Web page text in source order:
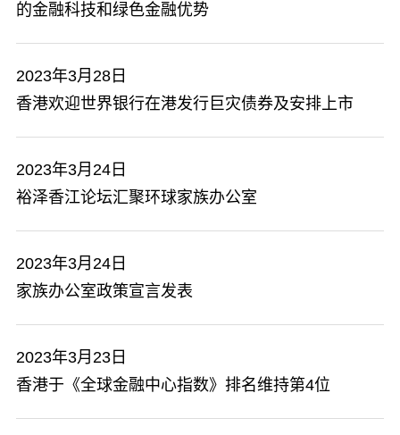
的金融科技和绿色金融优势
2023年3月28日
香港欢迎世界银行在港发行巨灾债券及安排上市
2023年3月24日
裕泽香江论坛汇聚环球家族办公室
2023年3月24日
家族办公室政策宣言发表
2023年3月23日
香港于《全球金融中心指数》排名维持第4位